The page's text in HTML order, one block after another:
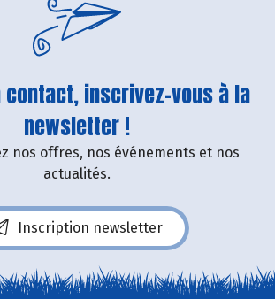
contact, inscrivez-vous à la
newsletter !
nos offres, nos événements et nos
actualités.
Inscription newsletter